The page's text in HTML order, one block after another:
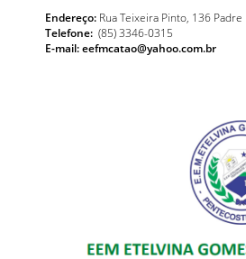
Endereço: Rua Teixeira Pinto, 136 Padre
Telefone: (85) 3346-0315
E-mail: eefmcatao@yahoo.com.br